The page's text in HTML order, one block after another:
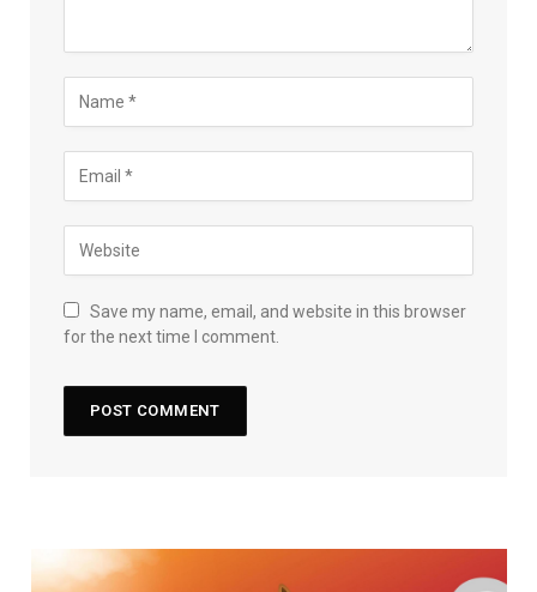
Save my name, email, and website in this browser
for the next time I comment.